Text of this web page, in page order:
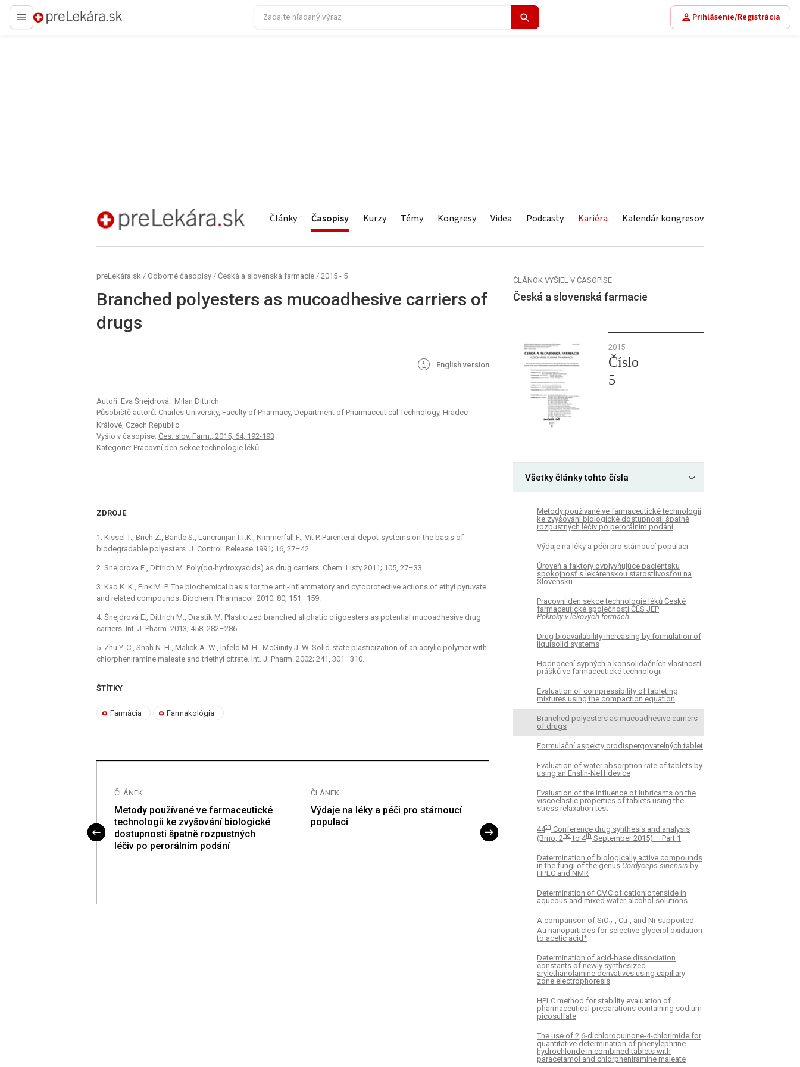
preLekára.sk
Prihlásenie/Registrácia
preLekára.sk Články Časopisy Kurzy Témy Kongresy Videa Podcasty Kariéra Kalendár kongresov
preLekára.sk / Odborné časopisy / Česká a slovenská farmacie / 2015 - 5
Branched polyesters as mucoadhesive carriers of
drugs
English version
Autoři: Eva Šnejdrová; Milan Dittrich
Působiště autorů: Charles University, Faculty of Pharmacy, Department of Pharmaceutical Technology, Hradec
Králové, Czech Republic
Vyšlo v časopise: Čes. slov. Farm., 2015; 64, 192-193
Kategorie: Pracovní den sekce technologie léků
ZDROJE
1. Kissel T., Brich Z., Bantle S., Lancranjan I.T.K., Nimmerfall F., Vit P. Parenteral depot-systems on the basis of
biodegradable polyesters. J. Control. Release 1991; 16, 27–42.
2. Snejdrova E., Dittrich M. Poly(αα-hydroxyacids) as drug carriers. Chem. Listy 2011; 105, 27–33.
3. Kao K. K., Fink M. P. The biochemical basis for the anti-inflammatory and cytoprotective actions of ethyl pyruvate
and related compounds. Biochem. Pharmacol. 2010; 80, 151–159.
4. Šnejdrová E., Dittrich M., Drastik M. Plasticized branched aliphatic oligoesters as potential mucoadhesive drug
carriers. Int. J. Pharm. 2013; 458, 282–286.
5. Zhu Y. C., Shah N. H., Malick A. W., Infeld M. H., McGinity J. W. Solid-state plasticization of an acrylic polymer with
chlorpheniramine maleate and triethyl citrate. Int. J. Pharm. 2002; 241, 301–310.
ŠTÍTKY
Farmácia Farmakológia
ČLÁNEK
Metody používané ve farmaceutické
technologii ke zvyšování biologické
dostupnosti špatně rozpustných
léčiv po perorálním podání
ČLÁNEK
Výdaje na léky a péči pro stárnoucí
populaci
Úroveň a faktory ovplyvňujúce
pacientsku spokojnosť s
lekárenskou starostlivosťou na
Slovensku
ČLÁNOK VYŠIEL V ČASOPISE
Česká a slovenská farmacie
2015
Číslo
5
Všetky články tohto čísla
Metody používané ve farmaceutické technologii
ke zvyšování biologické dostupnosti špatně
rozpustných léčiv po perorálním podání
Výdaje na léky a péči pro stárnoucí populaci
Úroveň a faktory ovplyvňujúce pacientsku
spokojnosť s lekárenskou starostlivosťou na
Slovensku
Pracovní den sekce technologie léků České
farmaceutické společnosti ČLS JEP
Pokroky v lékových formách
Drug bioavailability increasing by formulation of
liquisolid systems
Hodnocení sypných a konsolidačních vlastností
prášků ve farmaceutické technologii
Evaluation of compressibility of tableting
mixtures using the compaction equation
Branched polyesters as mucoadhesive carriers
of drugs
Formulační aspekty orodispergovatelných tablet
Evaluation of water absorption rate of tablets by
using an Enslin-Neff device
Evaluation of the influence of lubricants on the
viscoelastic properties of tablets using the
stress relaxation test
44th Conference drug synthesis and analysis
(Brno, 2ndto 4th September 2015) – Part 1
Determination of biologically active compounds
in the fungi of the genus Cordyceps sinensis by
HPLC and NMR
Determination of CMC of cationic tenside in
aqueous and mixed water-alcohol solutions
A comparison of SiO2-, Cu-, and Ni-supported
Au nanoparticles for selective glycerol oxidation
to acetic acid*
Determination of acid-base dissociation
constants of newly synthesized
arylethanolamine derivatives using capillary
zone electrophoresis
HPLC method for stability evaluation of
pharmaceutical preparations containing sodium
picosulfate
The use of 2,6-dichloroquinone-4-chlorimide for
quantitative determination of phenylephrine
hydrochloride in combined tablets with
paracetamol and chlorpheniramine maleate